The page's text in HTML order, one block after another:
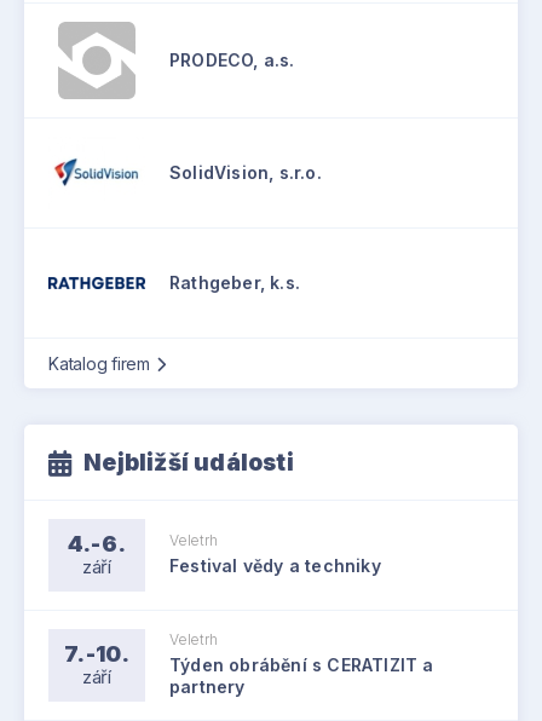
PRODECO, a.s.
SolidVision, s.r.o.
Rathgeber, k.s.
Katalog firem
Nejbližší události
4.-6.
září
Veletrh
Festival vědy a techniky
7.-10.
září
Veletrh
Týden obrábění s CERATIZIT a
partnery